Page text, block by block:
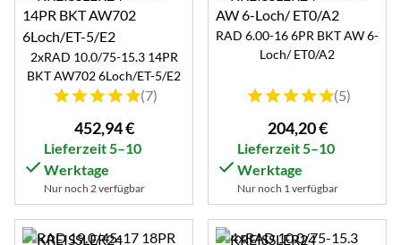
2xRAD 10.0/75-15.3 14PR
BKT AW702 6Loch/ET-5/E2
Bewertung: 5 von 5 (7 Bewertungen)
(7)
452,94€
Lieferzeit 5–10
Werktage
Nur noch 2 verfügbar
RAD 6.00-16 6PR BKT AW 6-
Loch/ ET0/A2
Bewertung: 5 von 5 (5
(5)
204,20€
Lieferzeit 5–10
Werktage
Nur noch 1 verfügbar